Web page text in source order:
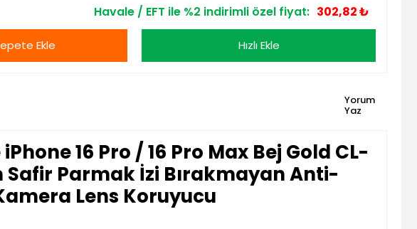
Havale / EFT ile %2 indirimli özel fiyat: 302,82 ₺
Ekle Hızlı Ekle
Yorum
Yaz
iPhone 16 Pro / 16 Pro Max Bej Gold CL-
Safir Parmak İzi Bırakmayan Anti-
Lens Koruyucu